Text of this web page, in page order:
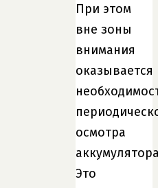
При этом
вне зоны
внимания
оказывается
осмотра
Это